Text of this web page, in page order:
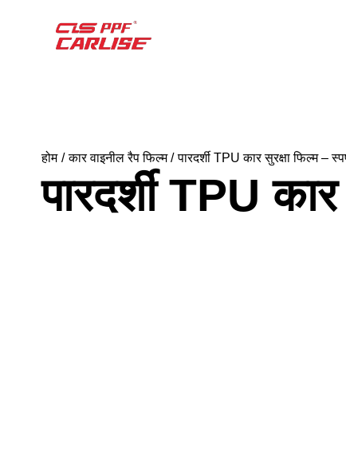
होम कार वाइनील रैप फिल्म पारदर्शी TPU कार सुरक्षा फिल्म –
पारदर्शी TPU